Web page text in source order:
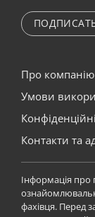
Про компанію
Умови
Контакти та
Інформація про
фахівця. Перед